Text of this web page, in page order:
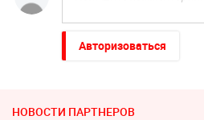
Авторизоваться
НОВОСТИ ПАРТНЕРОВ